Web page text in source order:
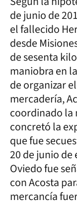
de junio de
el fallecido
desde
de sesenta
maniobra en
de organizar
mercadería,
coordinado la
concretó la
que fue
20 de junio de
Oviedo fue
con Acosta
mercancía